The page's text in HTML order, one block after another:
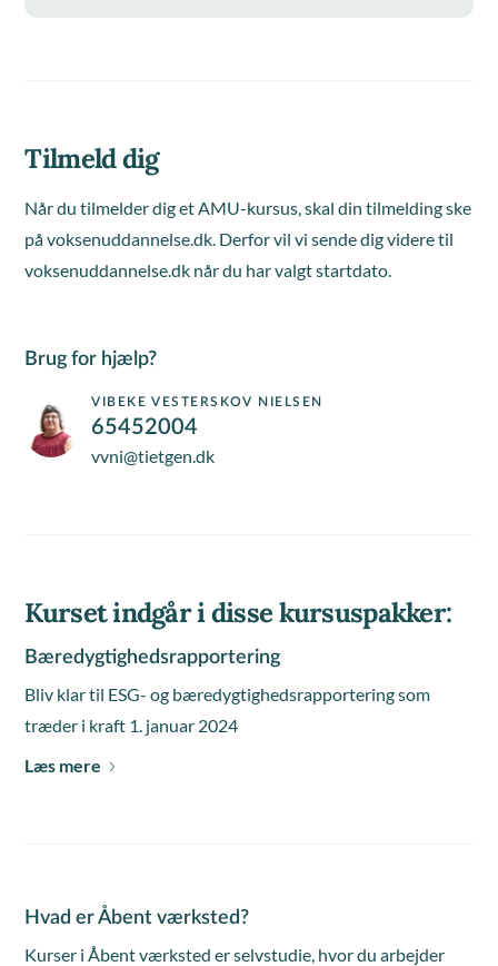
Tilmeld dig
Når du tilmelder dig et AMU-kursus, skal din tilmelding ske
på voksenuddannelse.dk. Derfor vil vi sende dig videre til
voksenuddannelse.dk når du har valgt startdato.
Brug for hjælp?
VIBEKE VESTERSKOV NIELSEN
65452004
vvni@tietgen.dk
Kurset indgår i disse kursuspakker:
Bæredygtighedsrapportering
Bliv klar til ESG- og bæredygtighedsrapportering som
træder i kraft 1. januar 2024
Læs mere
Hvad er Åbent værksted?
Kurser i Åbent værksted er selvstudie, hvor du arbejder